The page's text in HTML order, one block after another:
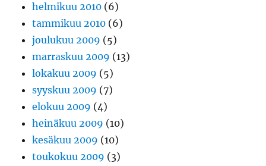
helmikuu 2010 (6)
tammikuu 2010 (6)
joulukuu 2009 (5)
marraskuu 2009 (13)
lokakuu 2009 (5)
syyskuu 2009 (7)
elokuu 2009 (4)
heinäkuu 2009 (10)
kesäkuu 2009 (10)
toukokuu 2009 (3)